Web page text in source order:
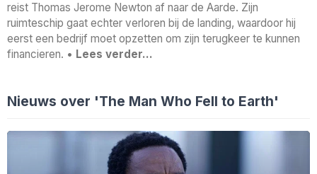
reist Thomas Jerome Newton af naar de Aarde. Zijn
ruimteschip gaat echter verloren bij de landing, waardoor hij
eerst een bedrijf moet opzetten om zijn terugkeer te kunnen
financieren. • Lees verder…
Nieuws over 'The Man Who Fell to Earth'